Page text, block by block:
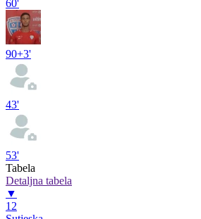
60'
90+3'
43'
53'
Tabela
Detaljna tabela
▼
12